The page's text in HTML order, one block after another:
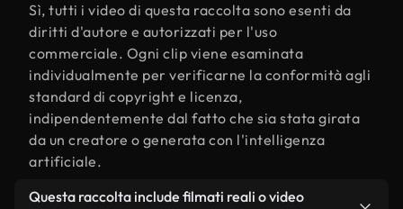
Sì, tutti i video di questa raccolta sono esenti da
diritti d'autore e autorizzati per l'uso
commerciale. Ogni clip viene esaminata
individualmente per verificarne la conformità agli
standard di copyright e licenza,
indipendentemente dal fatto che sia stata girata
da un creatore o generata con l'intelligenza
artificiale.
Questa raccolta include filmati reali o video